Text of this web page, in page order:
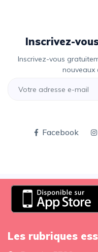
Inscrivez-
Inscrivez-vous gratuitement pour être tenus informés des
nouveaux
Facebook
Les rubriques